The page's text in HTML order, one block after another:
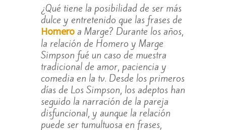
¿Qué tiene la posibilidad de ser más
dulce y entretenido que las frases de
Homeroa Marge? Durante los años,
la relación de Homero y Marge
Simpson fué un caso de muestra
tradicional de amor, paciencia y
comedia en la tv. Desde los primeros
días de Los Simpson, los adeptos han
seguido la narración de la pareja
disfuncional, y aunque la relación
puede ser tumultuosa en frases,